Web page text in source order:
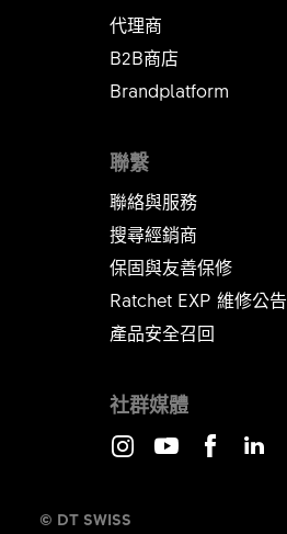
聯繫
聯絡與服務
搜尋經銷商
保固與友善保修
Ratchet EXP 維修公告​​​​​​​
產品安全召回
代理商
B2B商店
Brandplatform
社群媒體
© DT SWISS